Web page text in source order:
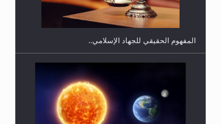
المحجبات؟
المفهوم الحقيقي للجهاد الإسلامي..